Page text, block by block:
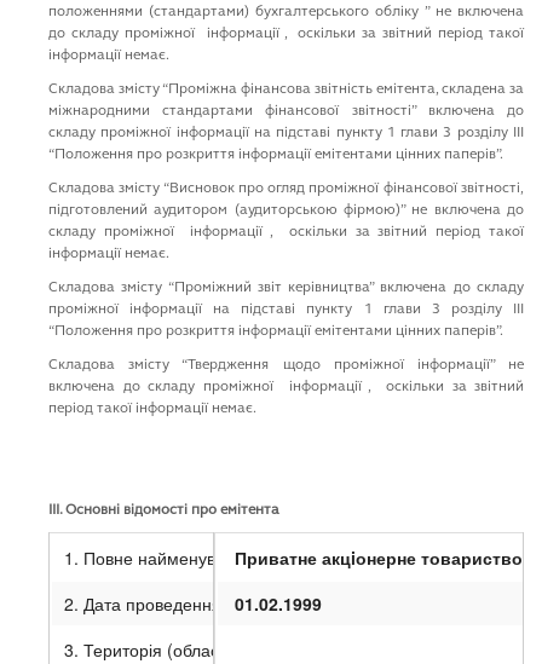
положеннями (стандартами) бухгалтерського облiку ” не включена
до складу промiжної iнформацiї , оскiльки за звiтний перiод такої
iнформацiї немає.
Cкладова змiсту “Промiжна фiнансова звiтнiсть емiтента, складена за
мiжнародними стандартами фiнансової звiтностi” включена до
складу проміжної iнформацiї на пiдставi пункту 1 глави 3 роздiлу III
“Положення про розкриття iнформацiї емiтентами цiнних паперiв”.
Cкладова змiсту “Висновок про огляд промiжної фiнансової звiтностi,
пiдготовлений аудитором (аудиторською фiрмою)” не включена до
складу промiжної iнформацiї , оскiльки за звiтний перiод такої
iнформацiї немає.
Cкладова змiсту “Промiжний звiт керiвництва” включена до складу
проміжної iнформацiї на пiдставi пункту 1 глави 3 роздiлу III
“Положення про розкриття iнформацiї емiтентами цiнних паперiв”.
Cкладова змiсту “Твердження щодо промiжної iнформацiї” не
включена до складу промiжної iнформацiї , оскiльки за звiтний
перiод такої iнформацiї немає.
III. Основні відомості про емітента
Приватне акцiонерне товариство “
01.02.1999
1. Повне найменування
2. Дата проведення державної реєстрації
3. Територія (область)